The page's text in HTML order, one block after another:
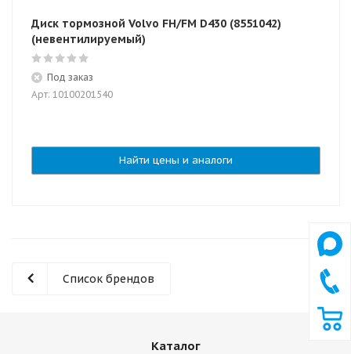
Диск тормозной Volvo FH/FM D430 (8551042)
(невентилируемый)
Под заказ
Арт: 10100201540
Найти цены и аналоги
Список брендов
Каталог